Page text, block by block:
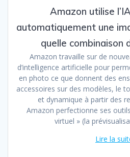
Amazon utilise
automatiquement une
quelle combinaison
Amazon travaille sur de
d’intelligence artificielle pour
en photo ce que donnent des
accessoires sur des modèles, le
et dynamique à partir des
Amazon perfectionne ses
virtuel » (la
Lire la